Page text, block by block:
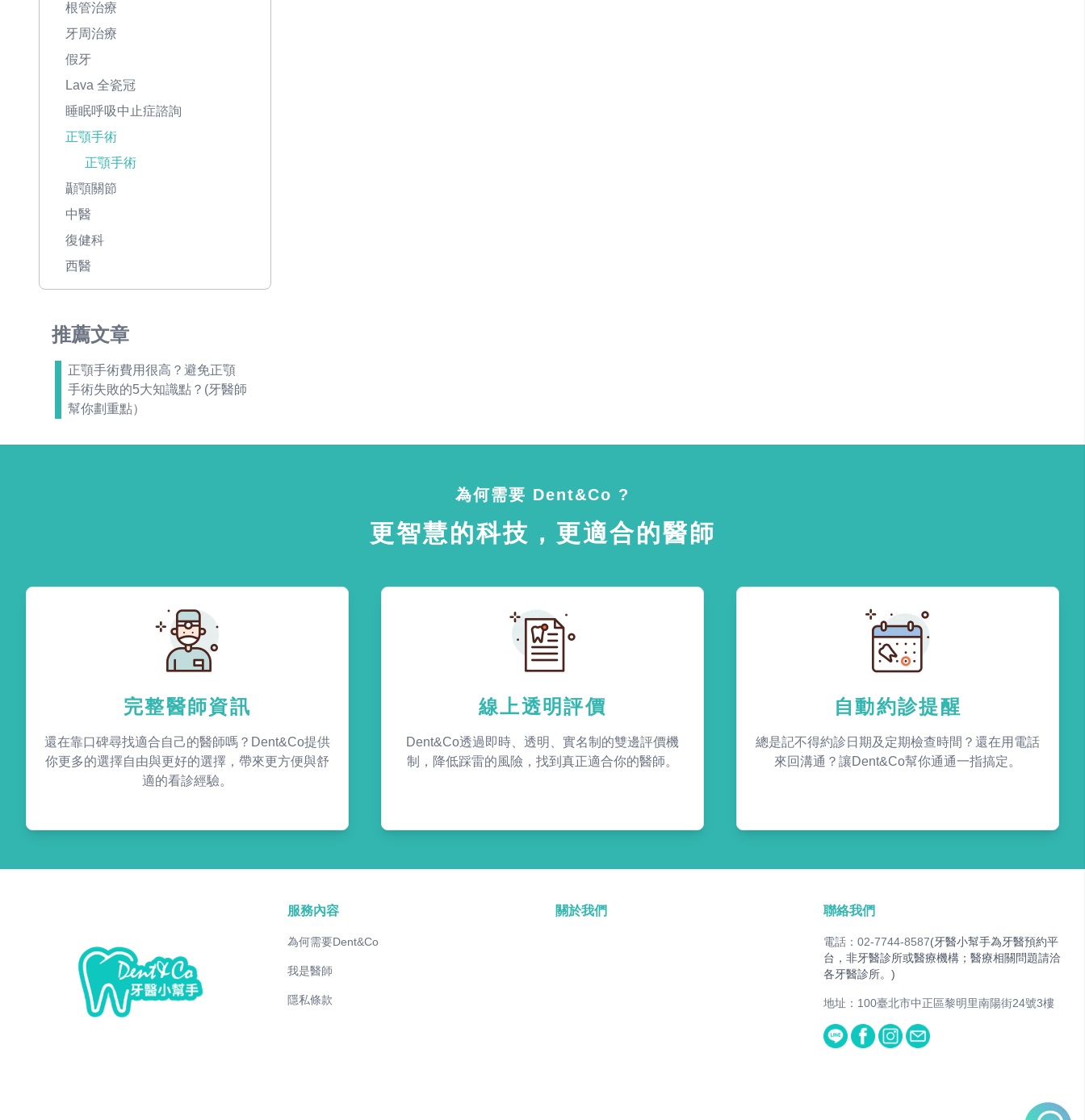
根管治療
牙周治療
假牙
Lava 全瓷冠
睡眠呼吸中止症諮詢
正顎手術
正顎手術
顳顎關節
中醫
復健科
西醫
推薦文章
正顎手術費用很高？避免正顎
手術失敗的5大知識點？(牙醫師
幫你劃重點）
為何需要 Dent&Co ?
更智慧的科技，更適合的醫師
完整醫師資訊
還在靠口碑尋找適合自己的醫師嗎？Dent&Co提供
你更多的選擇自由與更好的選擇，帶來更方便與舒
適的看診經驗。
線上透明評價
Dent&Co透過即時、透明、實名制的雙邊評價機
制，降低踩雷的風險，找到真正適合你的醫師。
自動約診提醒
總是記不得約診日期及定期檢查時間？還在用電話
來回溝通？讓Dent&Co幫你通通一指搞定。
服務內容
為何需要Dent&Co
我是醫師
隱私條款
關於我們 聯絡我們
電話：02-7744-8587(牙醫小幫手為牙醫預約平
台，非牙醫診所或醫療機構；醫療相關問題請洽
各牙醫診所。)
地址：100臺北市中正區黎明里南陽街24號3樓